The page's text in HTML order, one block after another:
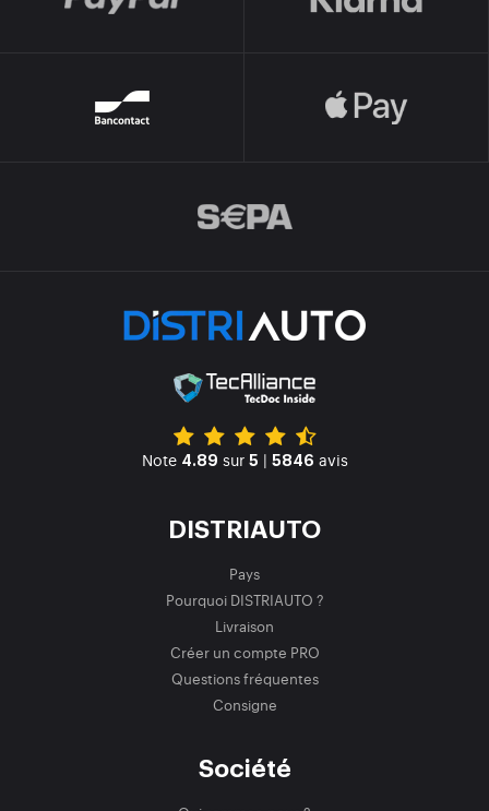
Note 4.89 sur 5 | 5846 avis
DISTRIAUTO
Pays
Pourquoi DISTRIAUTO ?
Livraison
Créer un compte PRO
Questions fréquentes
Consigne
Société